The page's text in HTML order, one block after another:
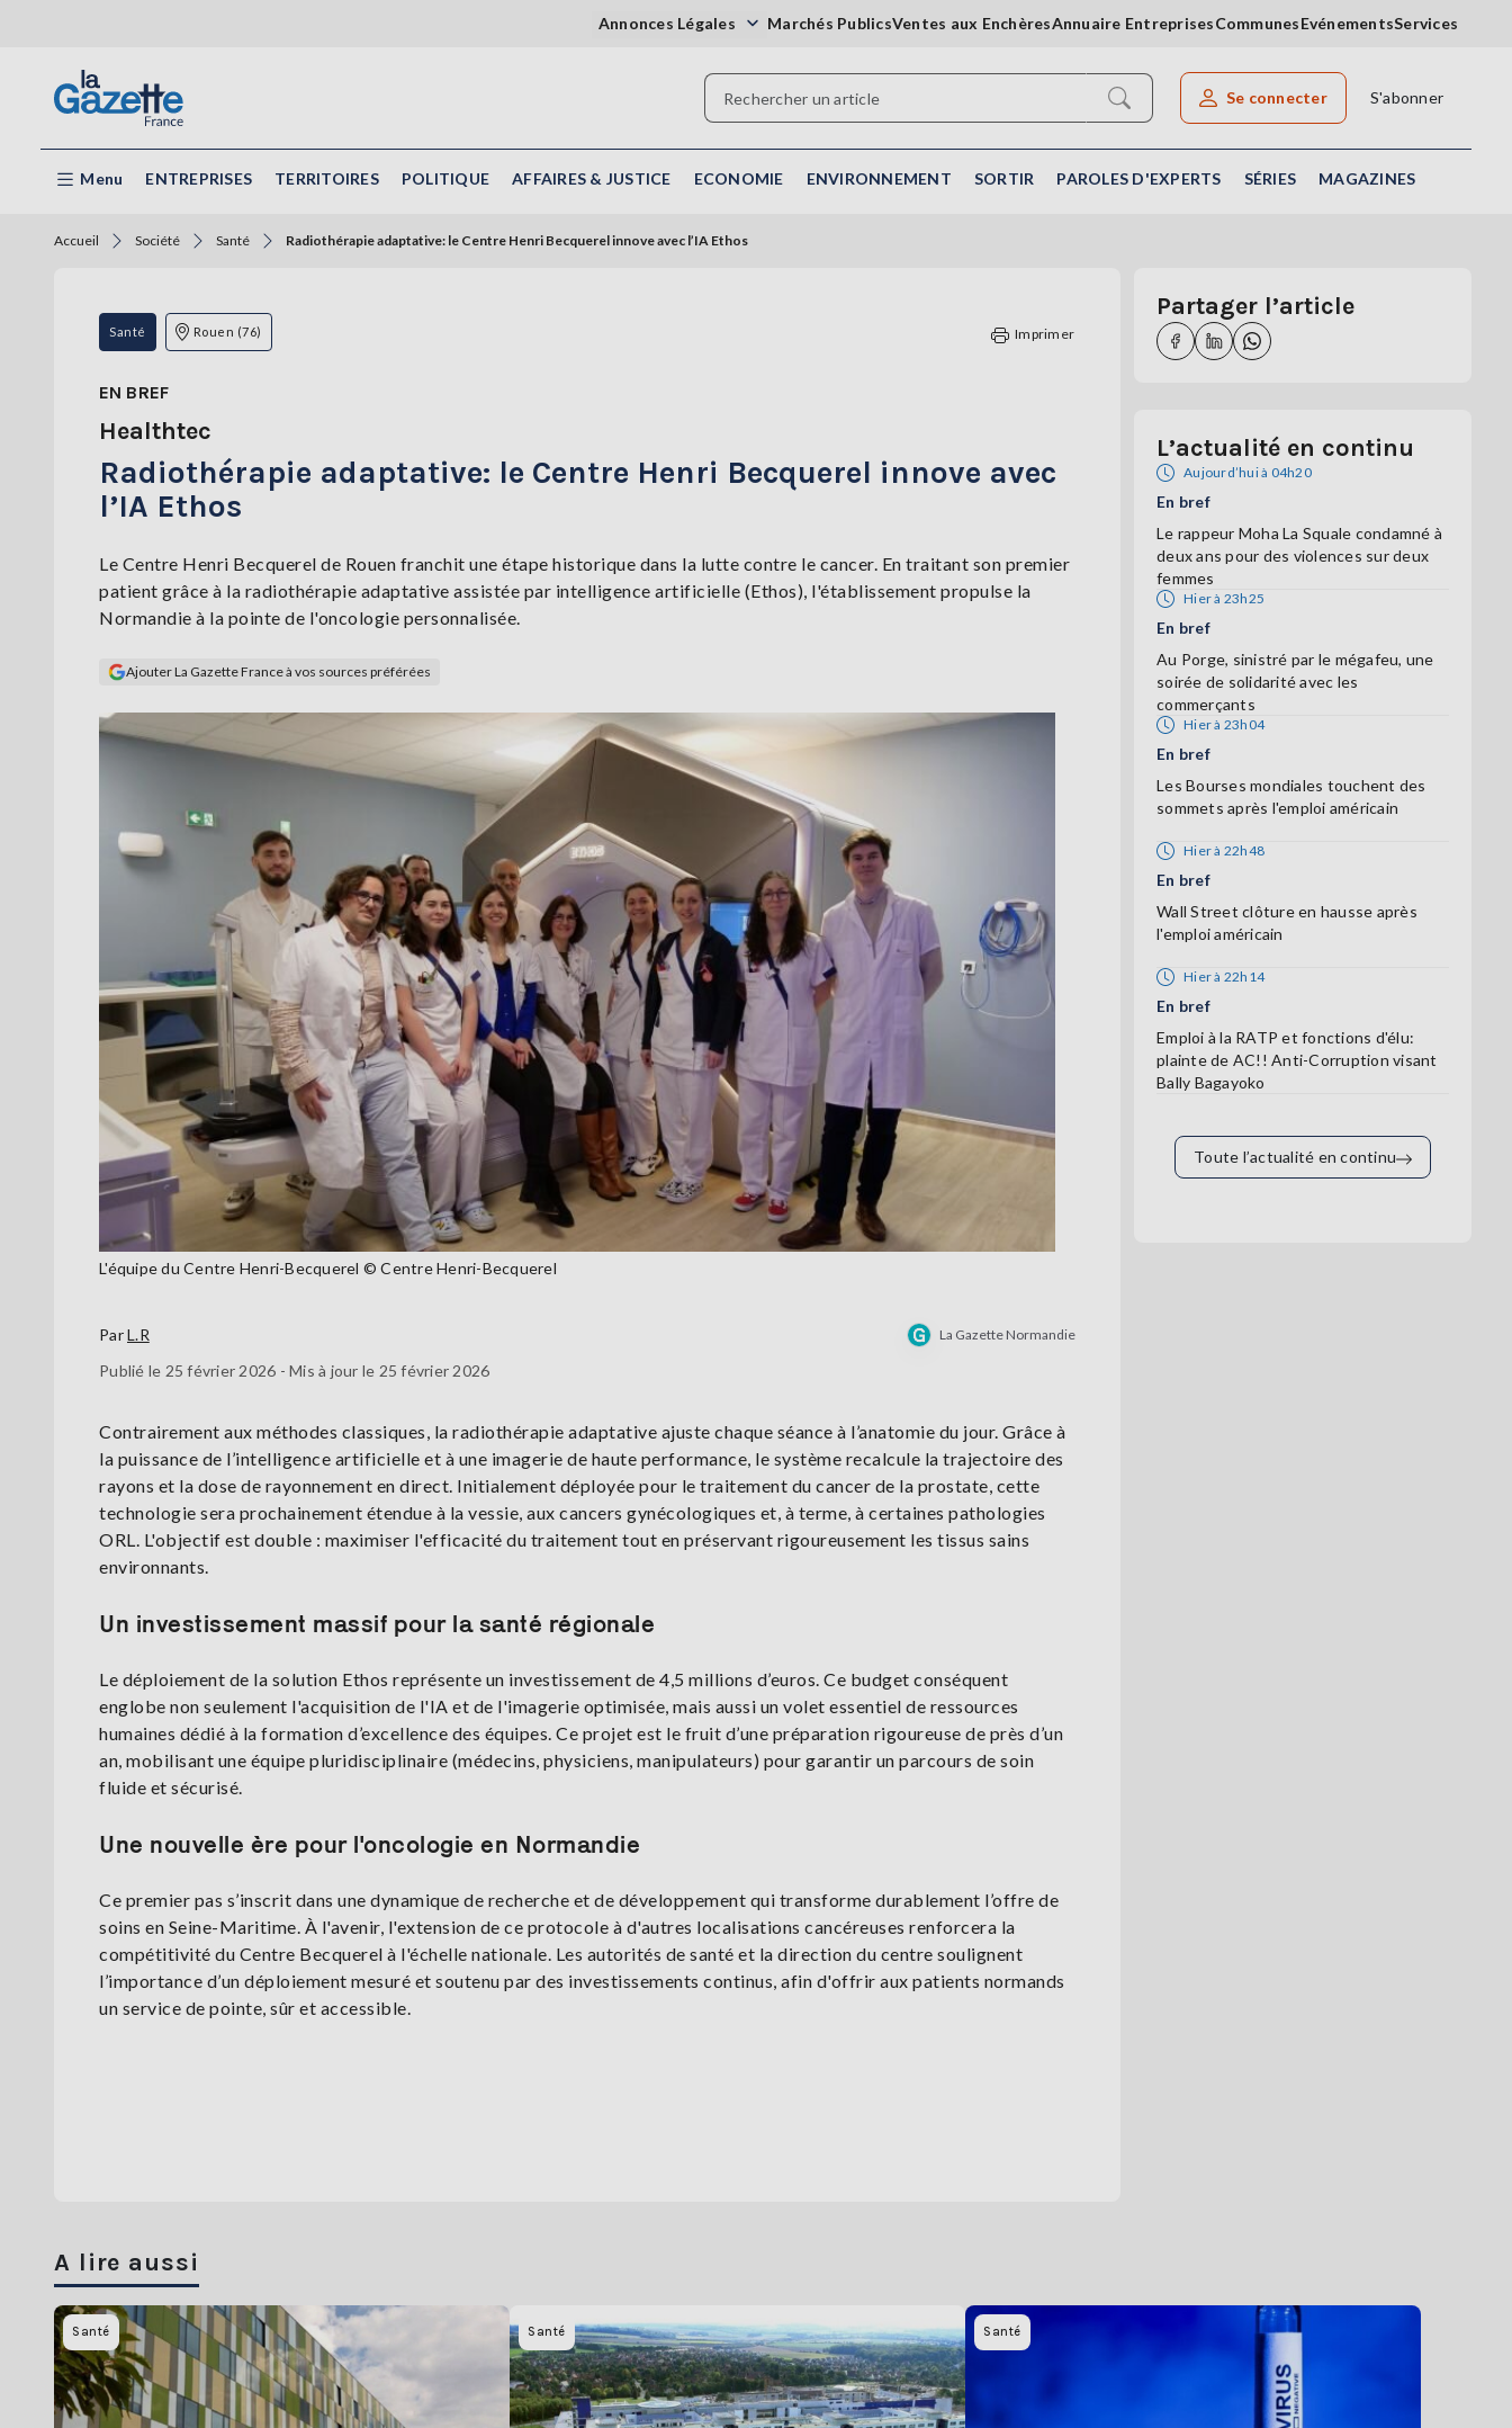
Annonces Légales Marchés PublicsVentes aux EnchèresAnnuaire EntreprisesCommunesEvénementsServices
Rechercher un article
Se connecter S'abonner
Menu ENTREPRISES TERRITOIRES POLITIQUE AFFAIRES & JUSTICE ECONOMIE ENVIRONNEMENT SORTIR PAROLES D'EXPERTS SÉRIES MAGAZINES
Accueil Société Santé Radiothérapie adaptative: le Centre Henri Becquerel innove avec l’IA Ethos
Santé Rouen (76) Imprimer
EN BREF
Healthtec
Radiothérapie adaptative: le Centre Henri Becquerel innove avec
l’IA Ethos
Le Centre Henri Becquerel de Rouen franchit une étape historique dans la lutte contre le cancer. En traitant son premier
patient grâce à la radiothérapie adaptative assistée par intelligence artificielle (Ethos), l'établissement propulse la
Normandie à la pointe de l'oncologie personnalisée.
Ajouter La Gazette France à vos sources préférées
L'équipe du Centre Henri-Becquerel © Centre Henri-Becquerel
ParL.R La Gazette Normandie
Publié le 25 février 2026 - Mis à jour le 25 février 2026
Contrairement aux méthodes classiques, la radiothérapie adaptative ajuste chaque séance à l’anatomie du jour. Grâce à
la puissance de l’intelligence artificielle et à une imagerie de haute performance, le système recalcule la trajectoire des
rayons et la dose de rayonnement en direct. Initialement déployée pour le traitement du cancer de la prostate, cette
technologie sera prochainement étendue à la vessie, aux cancers gynécologiques et, à terme, à certaines pathologies
ORL. L'objectif est double : maximiser l'efficacité du traitement tout en préservant rigoureusement les tissus sains
environnants.
Un investissement massif pour la santé régionale
Le déploiement de la solution Ethos représente un investissement de 4,5 millions d’euros. Ce budget conséquent
englobe non seulement l'acquisition de l'IA et de l'imagerie optimisée, mais aussi un volet essentiel de ressources
humaines dédié à la formation d’excellence des équipes. Ce projet est le fruit d’une préparation rigoureuse de près d’un
an, mobilisant une équipe pluridisciplinaire (médecins, physiciens, manipulateurs) pour garantir un parcours de soin
fluide et sécurisé.
Une nouvelle ère pour l'oncologie en Normandie
Ce premier pas s’inscrit dans une dynamique de recherche et de développement qui transforme durablement l’offre de
soins en Seine-Maritime. À l'avenir, l'extension de ce protocole à d'autres localisations cancéreuses renforcera la
compétitivité du Centre Becquerel à l'échelle nationale. Les autorités de santé et la direction du centre soulignent
l’importance d’un déploiement mesuré et soutenu par des investissements continus, afin d'offrir aux patients normands
un service de pointe, sûr et accessible.
Partager l’article
L’actualité en continu
Aujourd’hui à 04h20
En bref
Le rappeur Moha La Squale condamné à
deux ans pour des violences sur deux
femmes
Hier à 23h25
En bref
Au Porge, sinistré par le mégafeu, une
soirée de solidarité avec les
commerçants
Hier à 23h04
En bref
Les Bourses mondiales touchent des
sommets après l'emploi américain
Hier à 22h48
En bref
Wall Street clôture en hausse après
l'emploi américain
Hier à 22h14
En bref
Emploi à la RATP et fonctions d'élu:
plainte de AC!! Anti-Corruption visant
Bally Bagayoko
Toute l’actualité en continu
A lire aussi
Santé Santé Santé